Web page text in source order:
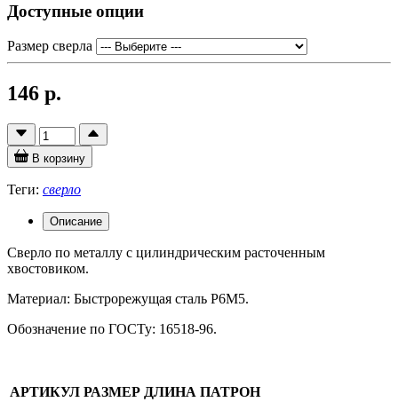
Доступные опции
Размер сверла
146 р.
В корзину
Теги: сверло
Описание
Сверло по металлу с цилиндрическим расточенным
хвостовиком.
Материал: Быстрорежущая сталь Р6М5.
Обозначение по ГОСТу: 16518-96.
АРТИКУЛ РАЗМЕР ДЛИНА ПАТРОН